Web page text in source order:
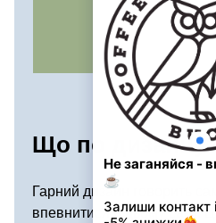
Що по
Гарний дизайн говорить
впевнитися в цьому самі.